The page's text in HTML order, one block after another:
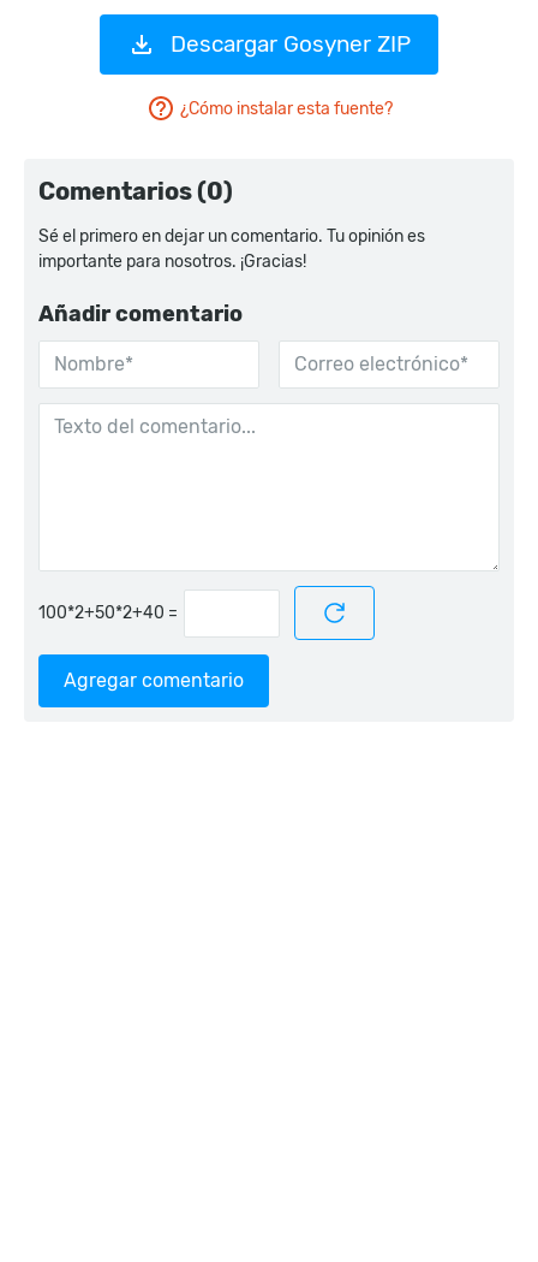
Descargar Gosyner ZIP
¿Cómo instalar esta fuente?
Comentarios (0)
Sé el primero en dejar un comentario. Tu opinión es
importante para nosotros. ¡Gracias!
Añadir comentario
=
Agregar comentario